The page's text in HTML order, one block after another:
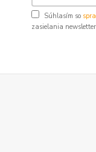
Súhlasím so
zasielania